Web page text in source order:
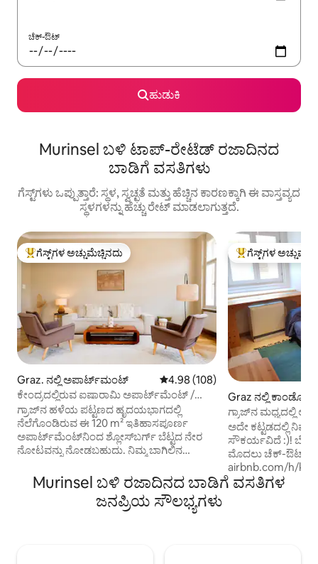
ಚೆಕ್-ಔಟ್
ಹುಡುಕಿ
Murinsel ಬಳಿ ಟಾಪ್-ರೇಟೆಡ್ ರಜಾದಿನದ
ಬಾಡಿಗೆ ವಸತಿಗಳು
ಗೆಸ್ಟ್‌ಗಳು ಒಪ್ಪುತ್ತಾರೆ: ಸ್ಥಳ, ಸ್ವಚ್ಛತೆ ಮತ್ತು ಹೆಚ್ಚಿನ ಕಾರಣಕ್ಕಾಗಿ ಈ ವಾಸ್ತವ್ಯದ
ಸ್ಥಳಗಳನ್ನು ಹೆಚ್ಚು ರೇಟ್ ಮಾಡಲಾಗುತ್ತದೆ.
ಗೆಸ್ಟ್‌ಗಳಿಗೆ ಅತಿ ಹೆಚ್ಚು ಅಚ್ಚುಮೆಚ್ಚಿನದು
ಗೆಸ್ಟ್‌ಗಳ ಅಚ್ಚುಮೆಚ್ಚಿನದು
Graz. ನಲ್ಲಿ ಅಪಾರ್ಟ್‌ಮಂಟ್ 5 ರಲ್ಲಿ 4.98 ಸರಾಸರಿ ರೇಟಿಂಗ್, 108
4.98 (108)
ಕೇಂದ್ರದಲ್ಲಿರುವ ಐಷಾರಾಮಿ ಅಪಾರ್ಟ್‌ಮೆಂಟ್ /
ಉಚಿತ ಪಾರ್ಕಿಂಗ್ / ಬಾಲ್ಕನಿ
ಗ್ರಾಜ್‌ನ ಹಳೆಯ ಪಟ್ಟಣದ ಹೃದಯಭಾಗದಲ್ಲಿ
ನೆಲೆಗೊಂಡಿರುವ ಈ 120 m² ಇತಿಹಾಸಪೂರ್ಣ
ಅಪಾರ್ಟ್‌ಮೆಂಟ್‌ನಿಂದ ಶ್ಲೋಸ್‌ಬರ್ಗ್ ಬೆಟ್ಟದ ನೇರ
ನೋಟವನ್ನು ನೋಡಬಹುದು. ನಿಮ್ಮ ಬಾಗಿಲಿನ
ರೆಸ್ಟೋರೆಂಟ್‌ಗಳನ್ನು ಕಾಣಬಹುದು, ಆದರೆ
ಸಾರ್ವಜನಿಕ ಸಾರಿಗೆಯು ನಿಮ್ಮನ್ನು ನಿಮಿಷಗಳಲ್ಲಿ ಎಲ್ಲಿಗೆ
ಬೇಕಾದರೂ ಕರೆದೊಯ್ಯುತ್ತದೆ – ಮತ್ತು ಪ್ರಮುಖ
ಗೆಸ್ಟ್‌ಗಳಿಗೆ ಅತಿ ಹೆಚ್ಚು
ಗೆಸ್ಟ್‌ಗಳ
Graz ನಲ್ಲಿ ಕಾಂಡೋ
ಗ್ರಾಜ್‌ನ ಮಧ್ಯದಲ್ಲಿ
ಆರಾಮದಾಯಕ
ಅದೇ ಕಟ್ಟಡದಲ್ಲಿ
ಸೌಕರ್ಯವಿದೆ :)! ಬೆಳಿಗ್ಗೆ 10 ಗಂಟೆಗೆ ಅಥವಾ ಅದಕ್ಕೂ
ಮೊದಲು ಚೆಕ್-ಔಟ್
airbnb.com/h/
mit-garten-im-
Murinsel ಬಳಿ ರಜಾದಿನದ ಬಾಡಿಗೆ ವಸತಿಗಳ
ಜನಪ್ರಿಯ ಸೌಲಭ್ಯಗಳು